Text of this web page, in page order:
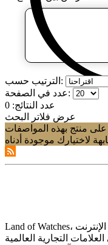
الترتيب حسب:
عدد في الصفحة:
عدد النتائج: 0
عرض فلاتر البحث
على منتج بهذه المواصفات
لاختيارك موجودة أدناه